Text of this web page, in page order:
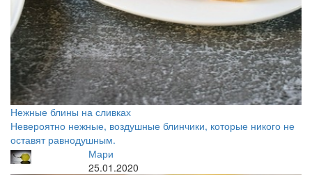
Нежные блины на сливках
Невероятно нежные, воздушные блинчики, которые никого не
оставят равнодушным.
Мари
25.01.2020